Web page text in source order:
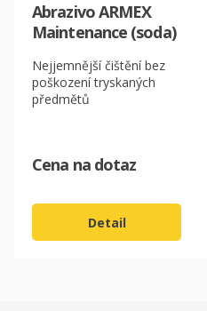
Abrazivo ARMEX
Maintenance (soda)
Nejjemnější čištění bez
poškození tryskaných
předmětů
Cena na dotaz
Detail